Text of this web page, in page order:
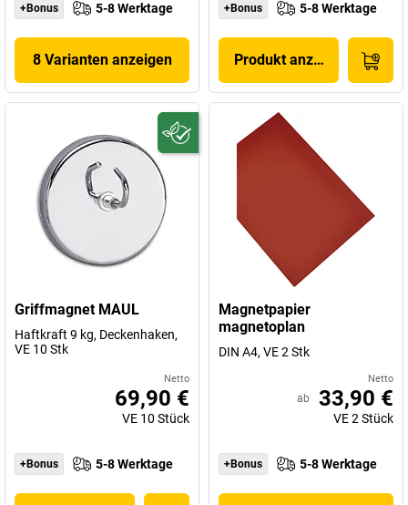
+Bonus 5-8 Werktage
8 Varianten anzeigen
+Bonus 5-8 Werktage
Produkt anzeigen
Griffmagnet MAUL
Haftkraft 9 kg, Deckenhaken,
VE 10 Stk
Netto
69,90 €
VE 10 Stück
+Bonus 5-8 Werktage
Magnetpapier
magnetoplan
DIN A4, VE 2 Stk
Netto
ab 33,90 €
VE2 Stück
+Bonus 5-8 Werktage